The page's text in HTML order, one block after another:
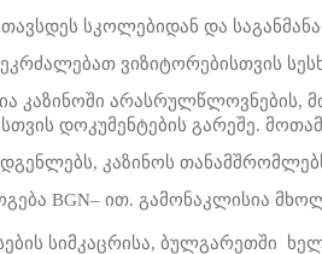
სკოლებიდან და
ვიზიტორებისთვის
არასრულწლოვნების,
დოკუმენტების გარეშე.
კაზინოს
BGN– ით. გამონაკლისია
სიმკაცრისა, ბულგარეთში